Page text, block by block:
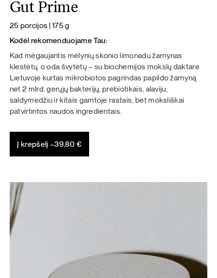
Gut Prime
25 porcijos | 175 g
Kodėl rekomenduojame Tau:
Kad mėgaujantis mėlynių skonio limonadu žarnynas
klestėtų, o oda švytėtų – su biochemijos mokslų daktare
Lietuvoje kurtas mikrobiotos pagrindas papildo žarnyną
net 2 mlrd. gerųjų bakterijų, prebiotikais, alaviju,
saldymedžiu ir kitais gamtoje rastais, bet moksliškai
patvirtintos naudos ingredientais.
Į krepšelį –39,80€